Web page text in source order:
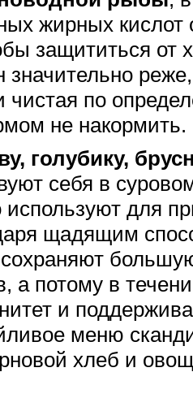
жирных кислот
защититься от
значительно
чистая по
не накормить.
голубику,
себя в
для
щадящим
потому в
и
меню
хлеб и